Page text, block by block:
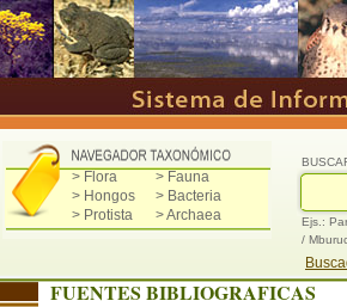
> Flora
> Fauna
> Hongos
> Bacteria
> Protista
> Archaea
Ejs.:
/
FUENTES BIBLIOGRAFICAS